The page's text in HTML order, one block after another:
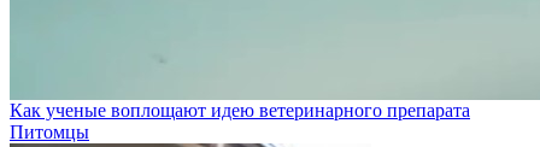
Как ученые воплощают идею ветеринарного препарата
Питомцы